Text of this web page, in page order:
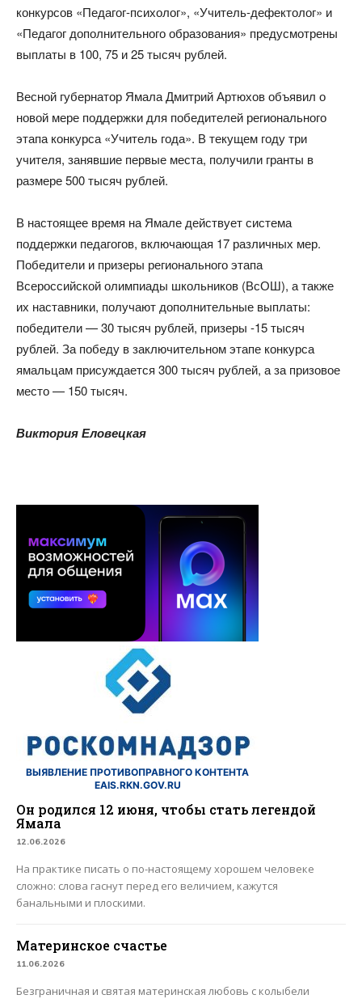
конкурсов «Педагог-психолог», «Учитель-дефектолог» и
«Педагог дополнительного образования» предусмотрены
выплаты в 100, 75 и 25 тысяч рублей.
Весной губернатор Ямала Дмитрий Артюхов объявил о
новой мере поддержки для победителей регионального
этапа конкурса «Учитель года». В текущем году три
учителя, занявшие первые места, получили гранты в
размере 500 тысяч рублей.
В настоящее время на Ямале действует система
поддержки педагогов, включающая 17 различных мер.
Победители и призеры регионального этапа
Всероссийской олимпиады школьников (ВсОШ), а также
их наставники, получают дополнительные выплаты:
победители — 30 тысяч рублей, призеры -15 тысяч
рублей. За победу в заключительном этапе конкурса
ямальцам присуждается 300 тысяч рублей, а за призовое
место — 150 тысяч.
Виктория Еловецкая
ВЫЯВЛЕНИЕ ПРОТИВОПРАВНОГО КОНТЕНТА
EAIS.RKN.GOV.RU
Он родился 12 июня, чтобы стать легендой
Ямала
12.06.2026
На практике писать о по-настоящему хорошем человеке
сложно: слова гаснут перед его величием, кажутся
банальными и плоскими.
Материнское счастье
11.06.2026
Безграничная и святая материнская любовь с колыбели